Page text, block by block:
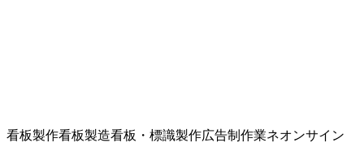
看板製作看板製造看板・標識製作広告制作業ネオンサイン